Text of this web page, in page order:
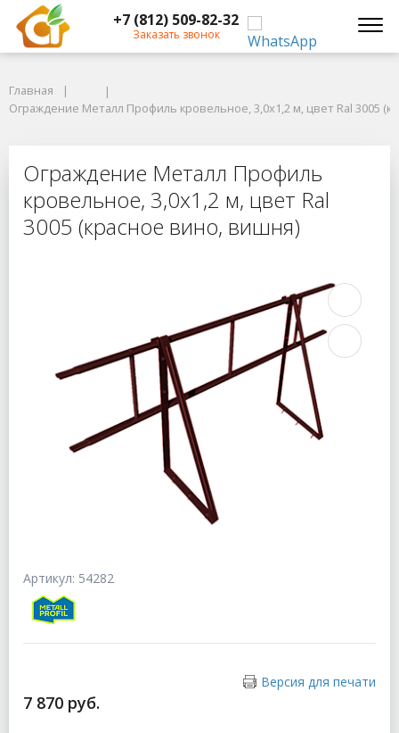
+7 (812) 509-82-32
Заказать звонок
Ограждение Металл Профиль кровельное, 3,0х1,2 м, цвет Ral 3005
Ограждение Металл Профиль
Главная
Ограждение Металл Профиль кровельное, 3,0х1,2 м, цвет Ral 3005
Ограждение Металл Профиль
кровельное, 3,0х1,2 м, цвет Ral
3005 (красное вино, вишня)
Артикул: 54282
Версия для печати
7 870 руб.